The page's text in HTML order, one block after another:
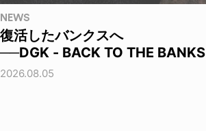
NEWS
復活したバンクスへ
──DGK - BACK TO THE BANKS
2026.08.05